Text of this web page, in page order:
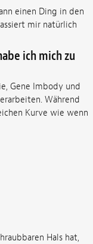
einen Ding in den
mir natürlich
ich mich zu
Gene Imbody und
Während
Kurve wie wenn
Hals hat,